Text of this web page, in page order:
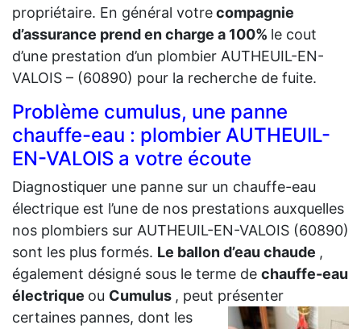
propriétaire. En général votrecompagnie
d’assurance prend en charge a 100% le cout
d’une prestation d’un plombier AUTHEUIL-EN-
VALOIS – (60890) pour la recherche de fuite.
Problème cumulus, une panne
chauffe-eau : plombier AUTHEUIL-
EN-VALOIS a votre écoute
Diagnostiquer une panne sur un chauffe-eau
électrique est l’une de nos prestations auxquelles
nos plombiers sur AUTHEUIL-EN-VALOIS (60890)
sont les plus formés. Le ballon d’eau chaude ,
également désigné sous le terme de chauffe-eau
électrique ou Cumulus , peut présenter
certaines pannes, dont les